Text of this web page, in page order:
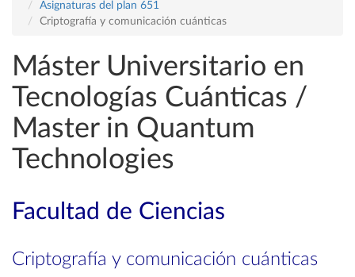
Asignaturas del plan 651
Criptografía y comunicación cuánticas
Máster Universitario en
Tecnologías Cuánticas /
Master in Quantum
Technologies
Facultad de Ciencias
Criptografía y comunicación cuánticas